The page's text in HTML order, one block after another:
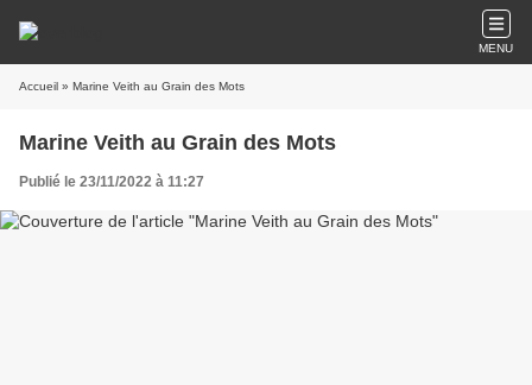
MENU
Accueil » Marine Veith au Grain des Mots
Marine Veith au Grain des Mots
Publié le 23/11/2022 à 11:27